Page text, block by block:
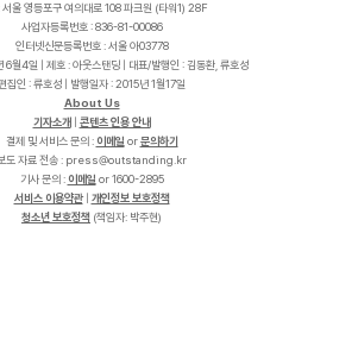
서울 영등포구 여의대로 108 파크원 (타워1) 28F
사업자등록번호 : 836-81-00086
인터넷신문등록번호 : 서울 아03778
6월4일 | 제호 : 아웃스탠딩 | 대표/발행인 : 김동환, 류호성
집인 : 류호성 | 발행일자 : 2015년 1월17일
About Us
기자소개
콘텐츠 인용 안내
결제 및 서비스 문의 : 이메일 or문의하기
도 자료 전송 :
r
k
.
g
n
i
d
n
a
t
s
t
u
o
@
s
s
e
r
p
기사 문의 : 이메일 or 1600-2895
서비스 이용약관| 개인정보 보호정책
청소년 보호정책 (책임자: 박주현)